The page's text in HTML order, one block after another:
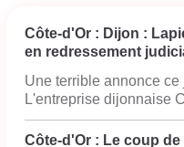
Côte-d'Or : Dijon :
en redressement
Une terrible annonce
L'entreprise dijonnaise
Côte-d'Or : Le coup